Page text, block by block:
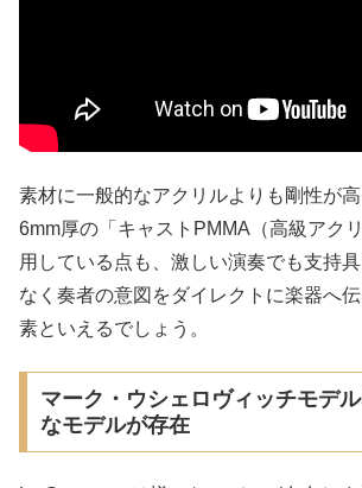
素材に一般的なアクリルよりも剛性が
6mm厚の「キャストPMMA（高級アク
用している点も、激しい演奏でも支持
なく奏者の意図をダイレクトに楽器へ
素といえるでしょう。
マーク・ウシェロヴィッチモデ
なモデルが存在